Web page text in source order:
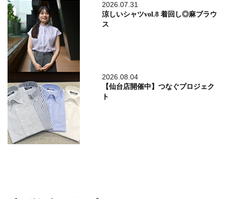
2026.07.31
涼しいシャツvol.8 着回し◎麻ブラウ
ス
2026.08.04
【仙台店開催中】つなぐプロジェク
ト